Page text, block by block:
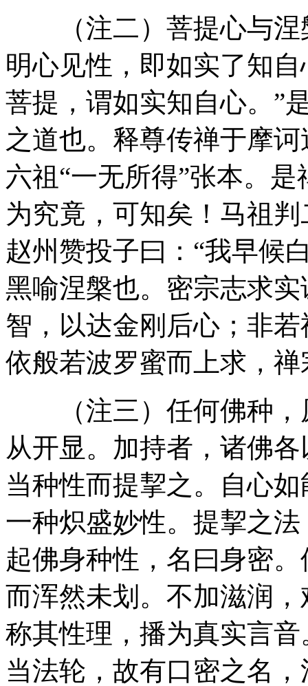
（注二）菩提心与涅
明心见性，即如实了知
菩提，谓如实知自心。”
之道也。释尊传禅于摩
六祖“一无所得”张本。
为究竟，可知矣！马祖
赵州赞投子曰：“我早候
黑喻涅槃也。密宗志求
智，以达金刚后心；非
依般若波罗蜜而上求，
（注三）任何佛种，
从开显。加持者，诸佛
当种性而提挈之。自心
一种炽盛妙性。提挈之
起佛身种性，名曰身密
而浑然未划。不加滋润
称其性理，播为真实言
当法轮，故有口密之名